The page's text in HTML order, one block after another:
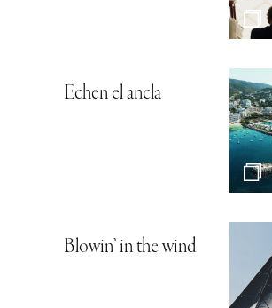
Echen el ancla
Blowin’ in the wind